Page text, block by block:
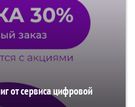
от сервиса цифровой